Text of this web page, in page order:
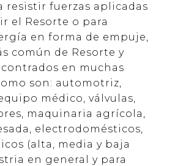
resistir fuerzas aplicadas
el Resorte o para
en forma de empuje,
común de Resorte y
en muchas
son: automotriz,
médico, válvulas,
maquinaria agrícola,
electrodomésticos,
(alta, media y baja
en general y para